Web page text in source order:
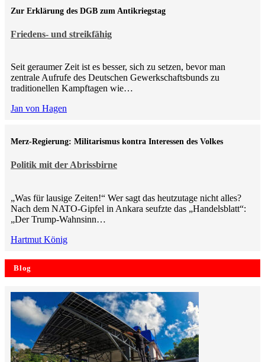
Friedens- und streikfähig
Zur Erklärung des DGB zum Antikriegstag
Seit geraumer Zeit ist es besser, sich zu setzen, bevor man
zentrale Aufrufe des Deutschen Gewerkschaftsbunds zu
traditionellen Kampftagen wie…
Jan von Hagen
Politik mit der Abrissbirne
Merz-Regierung: Militarismus kontra Inte­ressen des Volkes
„Was für lausige Zeiten!“ Wer sagt das heutzutage nicht alles?
Nach dem NATO-Gipfel in Ankara seufzte das „Handelsblatt“:
„Der Trump-Wahnsinn…
Hartmut König
Blog